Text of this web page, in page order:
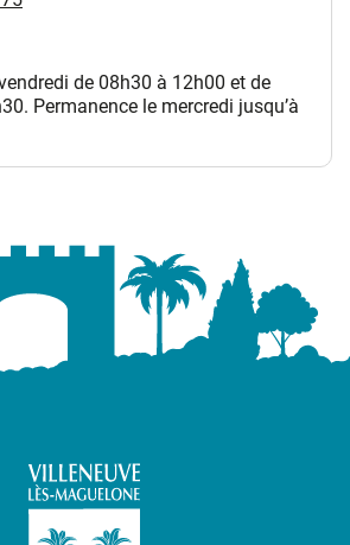
de 08h30 à 12h00 et de
Permanence le mercredi jusqu’à